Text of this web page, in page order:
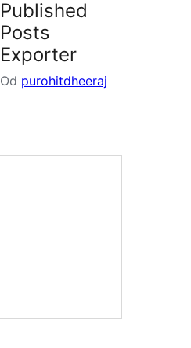
Published
Posts
Exporter
Od purohitdheeraj